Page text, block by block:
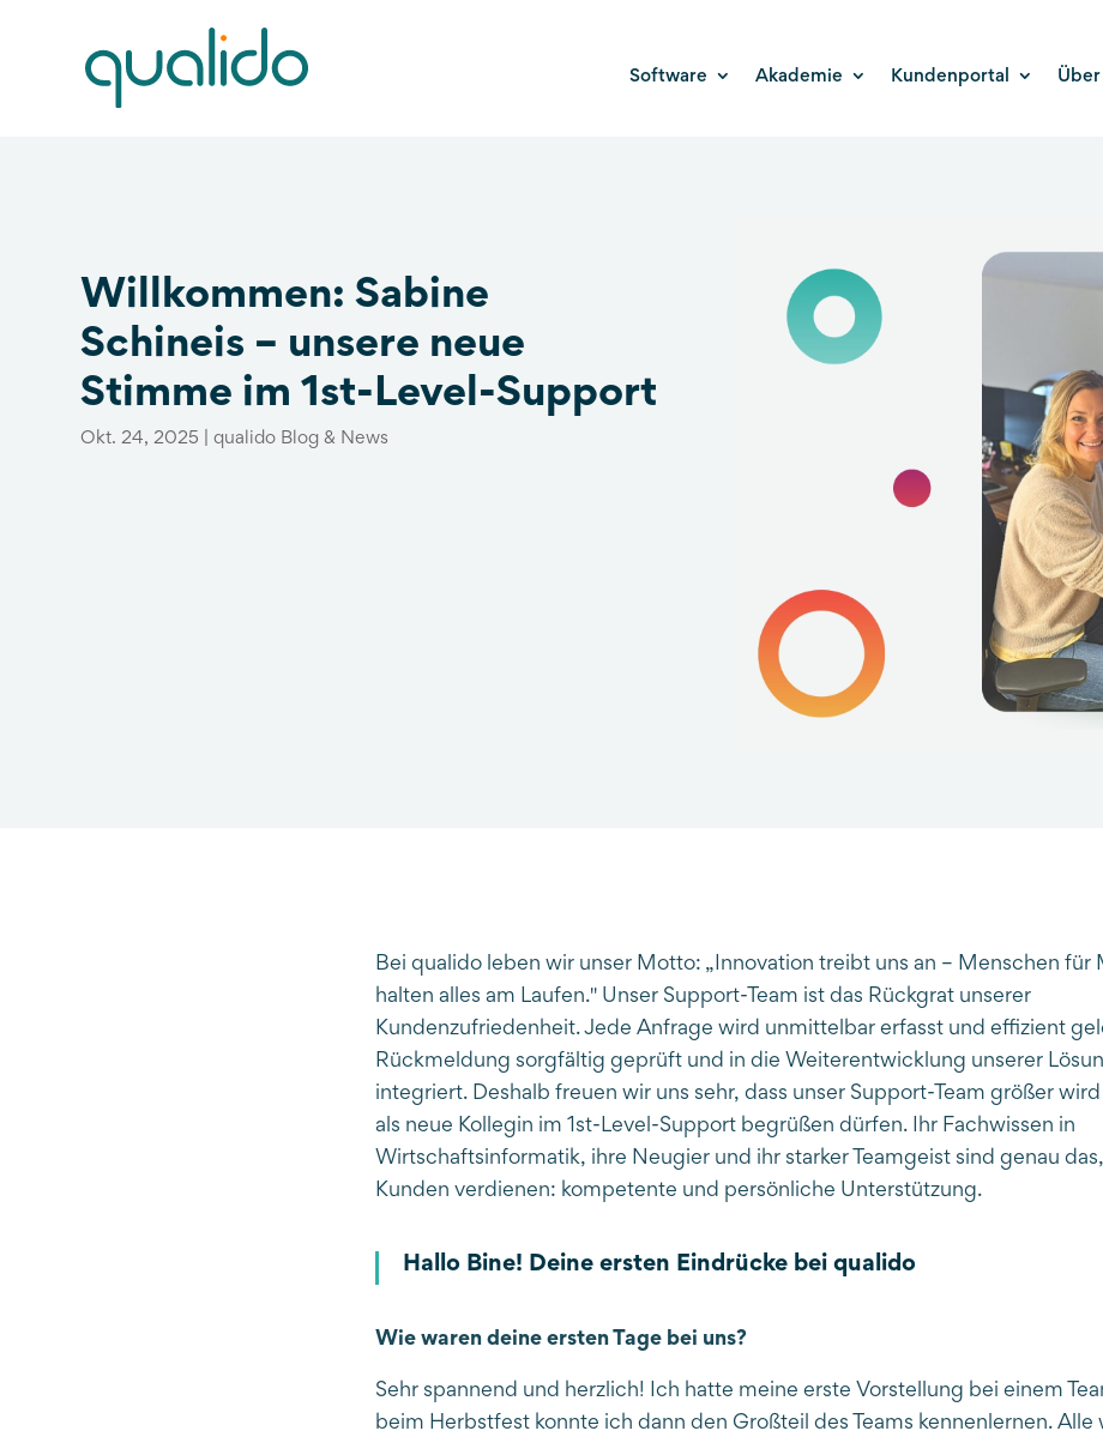
Software Akademie Kundenportal
Willkommen: Sabine
Schineis – unsere neue
Stimme im 1st-Level-Support
Okt. 24, 2025 |qualido Blog & News
Bei qualido leben wir unser Motto: „Innovation treibt uns an – Menschen für
halten alles am Laufen." Unser Support-Team ist das Rückgrat unserer
Kundenzufriedenheit. Jede Anfrage wird unmittelbar erfasst und effizient
Rückmeldung sorgfältig geprüft und in die Weiterentwicklung unserer
integriert. Deshalb freuen wir uns sehr, dass unser Support-Team größer
als neue Kollegin im 1st-Level-Support begrüßen dürfen. Ihr Fachwissen in
Wirtschaftsinformatik, ihre Neugier und ihr starker Teamgeist sind genau
Kunden verdienen: kompetente und persönliche Unterstützung.
Hallo Bine! Deine ersten Eindrücke bei qualido
Wie waren deine ersten Tage bei uns?
Sehr spannend und herzlich! Ich hatte meine erste Vorstellung bei einem
beim Herbstfest konnte ich dann den Großteil des Teams kennenlernen. Alle